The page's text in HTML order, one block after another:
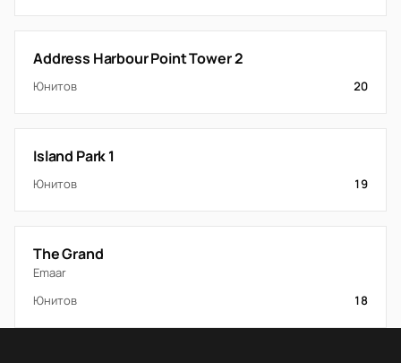
Address Harbour Point Tower 2
Юнитов 20
Island Park 1
Юнитов 19
The Grand
Emaar
Юнитов
18